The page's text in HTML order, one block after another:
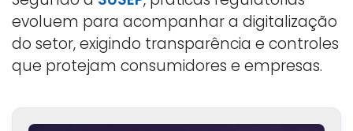
evoluem para acompanhar a digitalização
do setor, exigindo transparência e controles
que protejam consumidores e empresas.